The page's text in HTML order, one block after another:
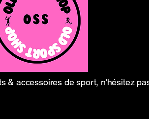
& accessoires de sport, n'hésitez